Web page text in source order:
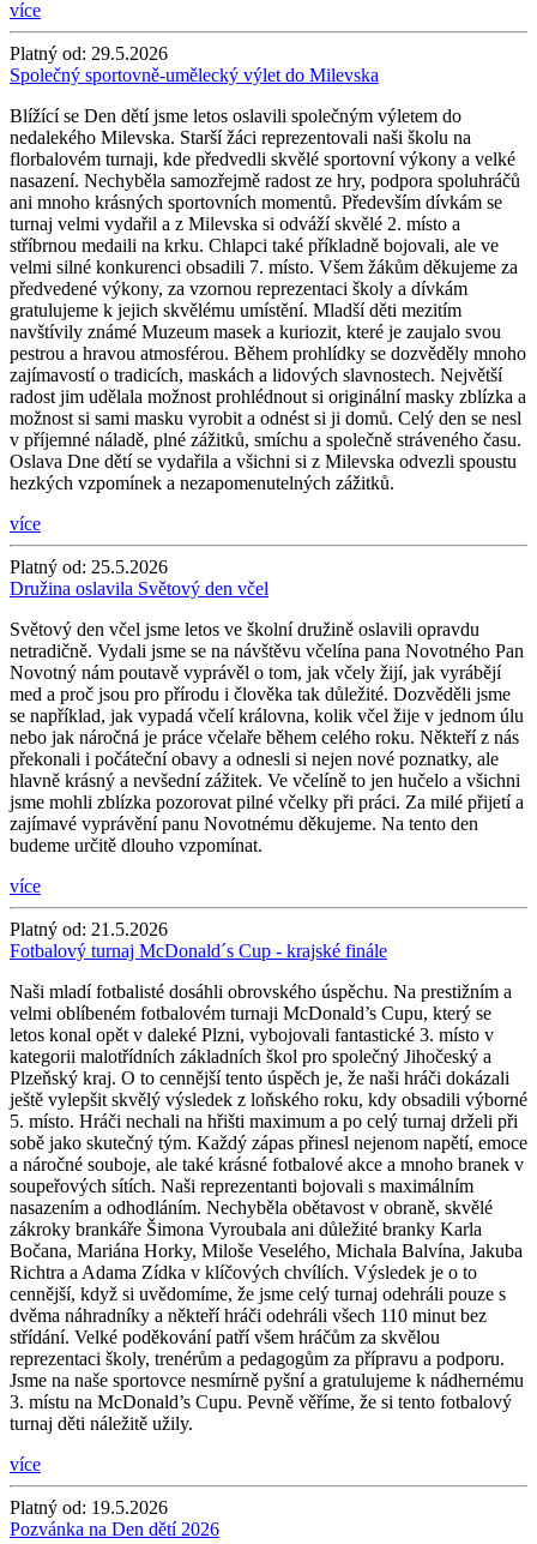
více
Platný od: 29.5.2026
Společný sportovně-umělecký výlet do Milevska
Blížící se Den dětí jsme letos oslavili společným výletem do
nedalekého Milevska. Starší žáci reprezentovali naši školu na
florbalovém turnaji, kde předvedli skvělé sportovní výkony a velké
nasazení. Nechyběla samozřejmě radost ze hry, podpora spoluhráčů
ani mnoho krásných sportovních momentů. Především dívkám se
turnaj velmi vydařil a z Milevska si odváží skvělé 2. místo a
stříbrnou medaili na krku. Chlapci také příkladně bojovali, ale ve
velmi silné konkurenci obsadili 7. místo. Všem žákům děkujeme za
předvedené výkony, za vzornou reprezentaci školy a dívkám
gratulujeme k jejich skvělému umístění. Mladší děti mezitím
navštívily známé Muzeum masek a kuriozit, které je zaujalo svou
pestrou a hravou atmosférou. Během prohlídky se dozvěděly mnoho
zajímavostí o tradicích, maskách a lidových slavnostech. Největší
radost jim udělala možnost prohlédnout si originální masky zblízka a
možnost si sami masku vyrobit a odnést si ji domů. Celý den se nesl
v příjemné náladě, plné zážitků, smíchu a společně stráveného času.
Oslava Dne dětí se vydařila a všichni si z Milevska odvezli spoustu
hezkých vzpomínek a nezapomenutelných zážitků.
více
Platný od: 25.5.2026
Družina oslavila Světový den včel
Světový den včel jsme letos ve školní družině oslavili opravdu
netradičně. Vydali jsme se na návštěvu včelína pana Novotného Pan
Novotný nám poutavě vyprávěl o tom, jak včely žijí, jak vyrábějí
med a proč jsou pro přírodu i člověka tak důležité. Dozvěděli jsme
se například, jak vypadá včelí královna, kolik včel žije v jednom úlu
nebo jak náročná je práce včelaře během celého roku. Někteří z nás
překonali i počáteční obavy a odnesli si nejen nové poznatky, ale
hlavně krásný a nevšední zážitek. Ve včelíně to jen hučelo a všichni
jsme mohli zblízka pozorovat pilné včelky při práci. Za milé přijetí a
zajímavé vyprávění panu Novotnému děkujeme. Na tento den
budeme určitě dlouho vzpomínat.
více
Platný od: 21.5.2026
Fotbalový turnaj McDonald´s Cup - krajské finále
Naši mladí fotbalisté dosáhli obrovského úspěchu. Na prestižním a
velmi oblíbeném fotbalovém turnaji McDonald’s Cupu, který se
letos konal opět v daleké Plzni, vybojovali fantastické 3. místo v
kategorii malotřídních základních škol pro společný Jihočeský a
Plzeňský kraj. O to cennější tento úspěch je, že naši hráči dokázali
ještě vylepšit skvělý výsledek z loňského roku, kdy obsadili výborné
5. místo. Hráči nechali na hřišti maximum a po celý turnaj drželi při
sobě jako skutečný tým. Každý zápas přinesl nejenom napětí, emoce
a náročné souboje, ale také krásné fotbalové akce a mnoho branek v
soupeřových sítích. Naši reprezentanti bojovali s maximálním
nasazením a odhodláním. Nechyběla obětavost v obraně, skvělé
zákroky brankáře Šimona Vyroubala ani důležité branky Karla
Bočana, Mariána Horky, Miloše Veselého, Michala Balvína, Jakuba
Richtra a Adama Zídka v klíčových chvílích. Výsledek je o to
cennější, když si uvědomíme, že jsme celý turnaj odehráli pouze s
dvěma náhradníky a někteří hráči odehráli všech 110 minut bez
střídání. Velké poděkování patří všem hráčům za skvělou
reprezentaci školy, trenérům a pedagogům za přípravu a podporu.
Jsme na naše sportovce nesmírně pyšní a gratulujeme k nádhernému
3. místu na McDonald’s Cupu. Pevně věříme, že si tento fotbalový
turnaj děti náležitě užily.
více
Platný od: 19.5.2026
Pozvánka na Den dětí 2026